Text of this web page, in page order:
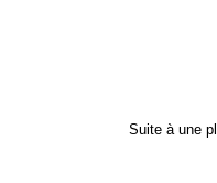
Suite à une